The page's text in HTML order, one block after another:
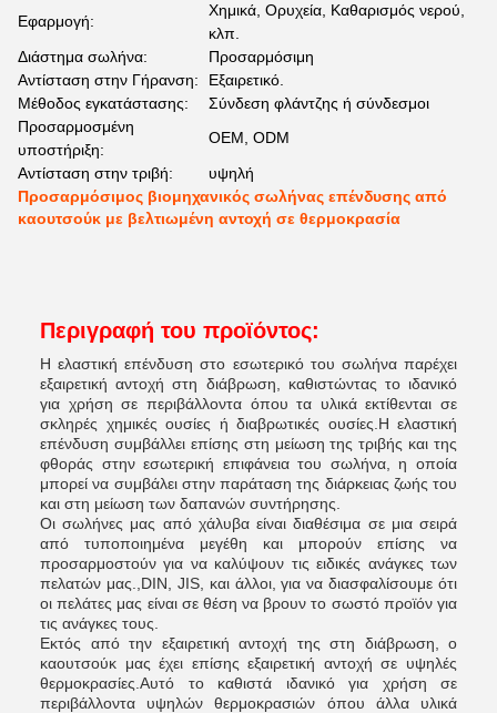
Εφαρμογή:
Χημικά, Ορυχεία, Καθαρισμός νερού,
κλπ.
Διάστημα σωλήνα:
Προσαρμόσιμη
Αντίσταση στην Γήρανση:
Εξαιρετικό.
Μέθοδος εγκατάστασης:
Σύνδεση φλάντζης ή σύνδεσμοι
Προσαρμοσμένη
υποστήριξη:
OEM, ODM
Αντίσταση στην τριβή:
υψηλή
Προσαρμόσιμος βιομηχανικός σωλήνας επένδυσης από
καουτσούκ με βελτιωμένη αντοχή σε θερμοκρασία
Περιγραφή του προϊόντος:
Η ελαστική επένδυση στο εσωτερικό του σωλήνα παρέχει
εξαιρετική αντοχή στη διάβρωση, καθιστώντας το ιδανικό
για χρήση σε περιβάλλοντα όπου τα υλικά εκτίθενται σε
σκληρές χημικές ουσίες ή διαβρωτικές ουσίες.Η ελαστική
επένδυση συμβάλλει επίσης στη μείωση της τριβής και της
φθοράς στην εσωτερική επιφάνεια του σωλήνα, η οποία
μπορεί να συμβάλει στην παράταση της διάρκειας ζωής του
και στη μείωση των δαπανών συντήρησης.
Οι σωλήνες μας από χάλυβα είναι διαθέσιμα σε μια σειρά
από τυποποιημένα μεγέθη και μπορούν επίσης να
προσαρμοστούν για να καλύψουν τις ειδικές ανάγκες των
πελατών μας.,DIN, JIS, και άλλοι, για να διασφαλίσουμε ότι
οι πελάτες μας είναι σε θέση να βρουν το σωστό προϊόν για
τις ανάγκες τους.
Εκτός από την εξαιρετική αντοχή της στη διάβρωση, ο
καουτσούκ μας έχει επίσης εξαιρετική αντοχή σε υψηλές
θερμοκρασίες.Αυτό το καθιστά ιδανικό για χρήση σε
περιβάλλοντα υψηλών θερμοκρασιών όπου άλλα υλικά